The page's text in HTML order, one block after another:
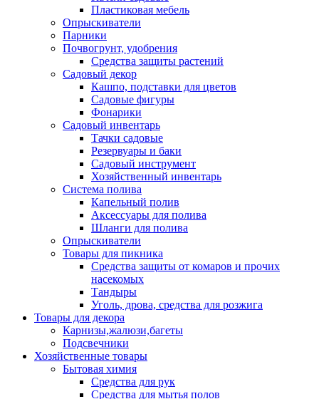
Пластиковая мебель
Опрыскиватели
Парники
Почвогрунт, удобрения
Средства защиты растений
Садовый декор
Кашпо, подставки для цветов
Садовые фигуры
Фонарики
Садовый инвентарь
Тачки садовые
Резервуары и баки
Садовый инструмент
Хозяйственный инвентарь
Система полива
Капельный полив
Аксессуары для полива
Шланги для полива
Опрыскиватели
Товары для пикника
Средства защиты от комаров и прочих
насекомых
Тандыры
Уголь, дрова, средства для розжига
Товары для декора
Карнизы,жалюзи,багеты
Подсвечники
Хозяйственные товары
Бытовая химия
Средства для рук
Средства для мытья полов